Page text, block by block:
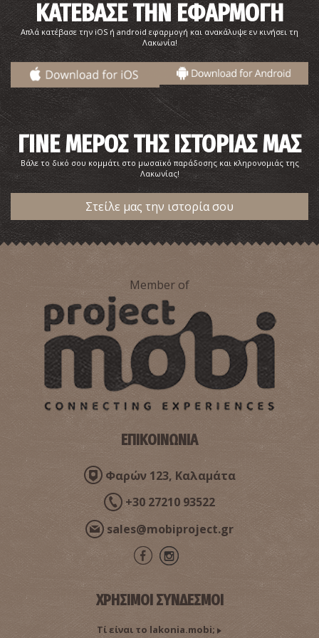
Πύργος Τζαννετάκη-Ιστορικό και Εθνολογικό Μουσείο
Γυθείου
ΜΟΥΣΕΙΑ ~1.4Km
Παραλία Σελινίτσα
Παραλία Γλυφάδα
ΚΑΤΕΒΑΣΕ ΤΗΝ ΕΦΑΡΜΟΓΗ
Απλά κατέβασε την iOS ή android εφαρμογή και ανακάλυψε εν κινήσει τη
Λακωνία!
ΓΙΝΕ ΜΕΡΟΣ ΤΗΣ ΙΣΤΟΡΙΑΣ ΜΑΣ
Βάλε το δικό σου κομμάτι στο μωσαϊκό παράδοσης και κληρονομιάς της
Λακωνίας!
Στείλε μας την ιστορία σου
Member of
ΕΠΙΚΟΙΝΩΝΙΑ
Φαρών 123, Καλαμάτα
+30 27210 93522
sales@mobiproject.gr
ΧΡΗΣΙΜΟΙ ΣΥΝΔΕΣΜΟΙ
Τί είναι το lakonia.mobi;